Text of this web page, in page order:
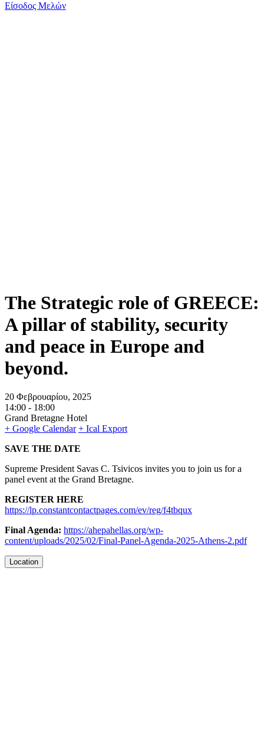
Είσοδος Μελών
The Strategic role of GREECE:
A pillar of stability, security
and peace in Europe and
beyond.
20 Φεβρουαρίου, 2025
14:00 - 18:00
Grand Bretagne Hotel
+ Google Calendar + Ical Export
SAVE THE DATE
Supreme President Savas C. Tsivicos invites you to join us for a
panel event at the Grand Bretagne.
REGISTER HERE
https://lp.constantcontactpages.com/ev/reg/f4tbqux
Final Agenda: https://ahepahellas.org/wp-
content/uploads/2025/02/Final-Panel-Agenda-2025-Athens-2.pdf
Location